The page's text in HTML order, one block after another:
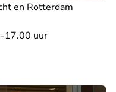
en Rotterdam
17.00 uur